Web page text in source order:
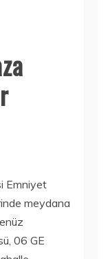
Emniyet
meydana
06 GE